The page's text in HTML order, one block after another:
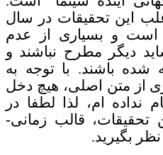
این تحقیقات در سال
است و بسیاری از عدم
دیگر مطرح نباشند و
باشند. با توجه به
از متن اصلی، هیچ دخل
نداده ام، لذا لطفا در
تحقیقات، قالب زمانی-
بگیرید.